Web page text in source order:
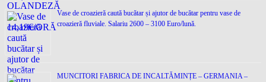
Vase de croazieră caută bucătar și ajutor de bucătar pentru vase de
croazieră fluviale. Salariu 2600 – 3100 Euro/lună.
MUNCITORI FABRICA DE INCALTĂMINȚE – GERMANIA –